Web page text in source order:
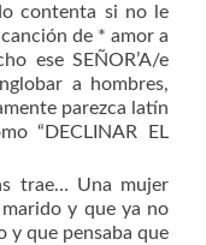
contenta si no le
de * amor a
ese SEÑOR’A/e
a hombres,
parezca latín
“DECLINAR EL
trae… Una mujer
y que ya no
y que pensaba que